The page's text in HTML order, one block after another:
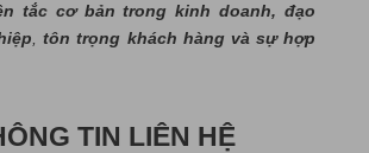
tắc cơ bản trong kinh doanh, đạo
,tôn trọng khách hàng và sự hợp
TIN LIÊN HỆ